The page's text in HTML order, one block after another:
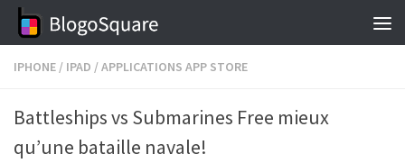
Skip to content
IPHONE / IPAD /APPLICATIONS APP STORE
Battleships vs Submarines Free mieux
qu’une bataille navale!